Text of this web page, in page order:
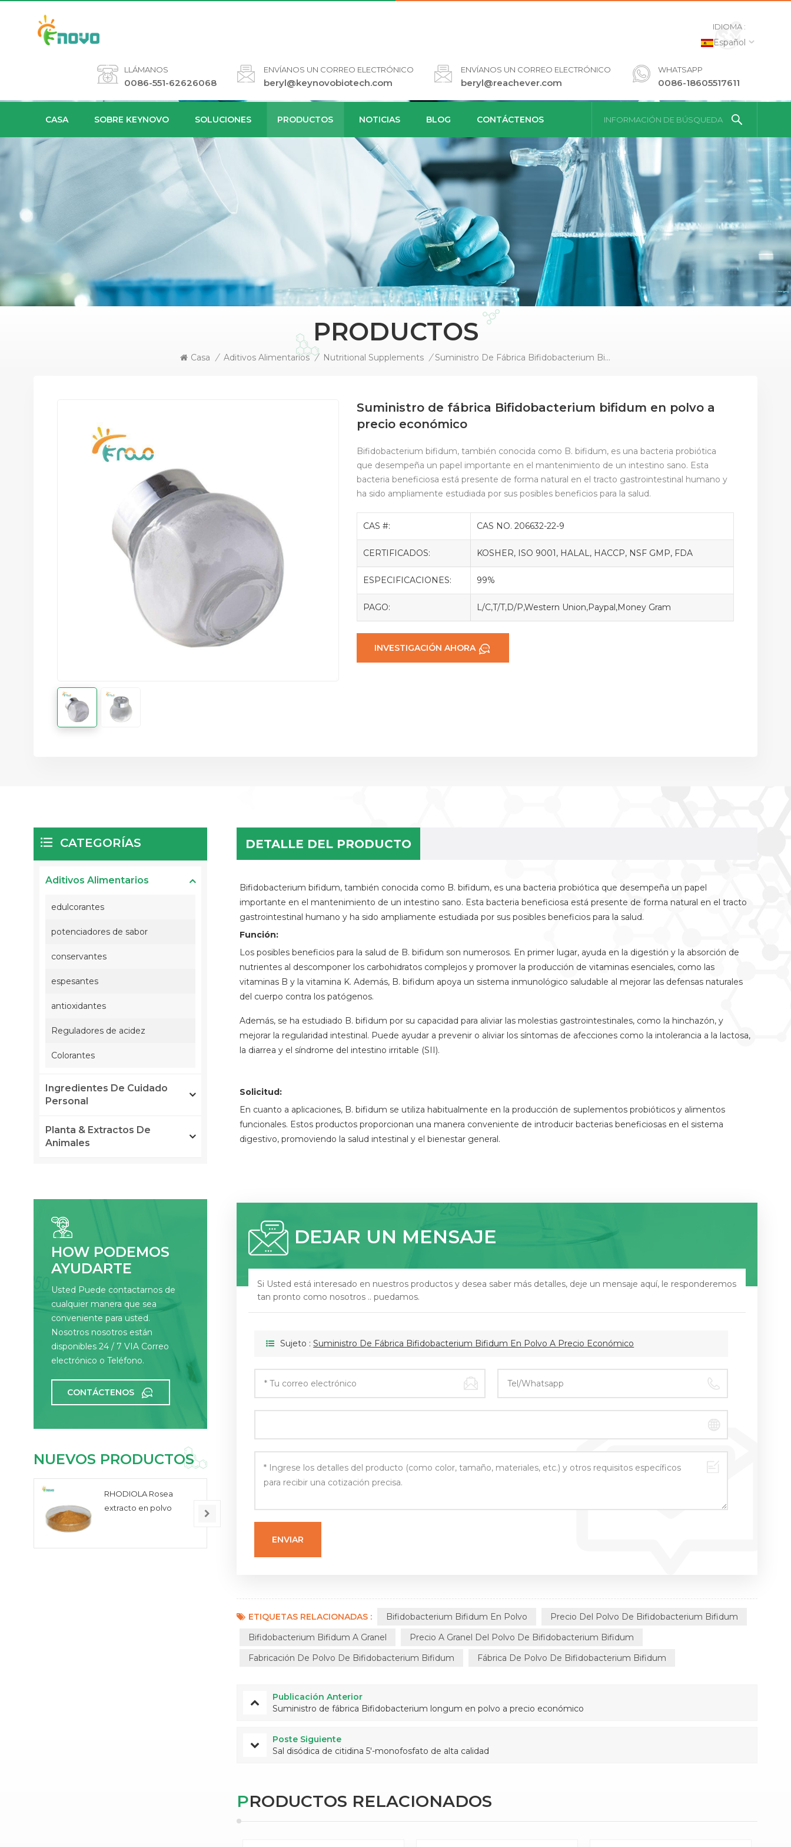
IDIOMA :
Español
LLÁMANOS
0086-551-62626068
ENVÍANOS UN CORREO ELECTRÓNICO
beryl@keynovobiotech.com
ENVÍANOS UN CORREO ELECTRÓNICO
beryl@reachever.com
WHATSAPP
0086-18605517611
CASA SOBRE KEYNOVO SOLUCIONES PRODUCTOS NOTICIAS BLOG CONTÁCTENOS INFORMACIÓN DE BÚSQUEDA
PRODUCTOS
Casa / Aditivos Alimentarios / Nutritional Supplements / Suministro De Fábrica Bifidobacterium Bifidum En Polvo A Precio Económico
Suministro de fábrica Bifidobacterium bifidum en polvo a
precio económico
Bifidobacterium bifidum, también conocida como B. bifidum, es una bacteria probiótica
que desempeña un papel importante en el mantenimiento de un intestino sano. Esta
bacteria beneficiosa está presente de forma natural en el tracto gastrointestinal humano y
ha sido ampliamente estudiada por sus posibles beneficios para la salud.
CAS #: CAS NO. 206632-22-9
CERTIFICADOS: KOSHER, ISO 9001, HALAL, HACCP, NSF GMP, FDA
ESPECIFICACIONES: 99%
PAGO: L/C,T/T,D/P,Western Union,Paypal,Money Gram
INVESTIGACIÓN AHORA
DETALLE DEL PRODUCTO
Bifidobacterium bifidum, también conocida como B. bifidum, es una bacteria probiótica que desempeña un papel
importante en el mantenimiento de un intestino sano. Esta bacteria beneficiosa está presente de forma natural en el tracto
gastrointestinal humano y ha sido ampliamente estudiada por sus posibles beneficios para la salud.
Función:
Los posibles beneficios para la salud de B. bifidum son numerosos. En primer lugar, ayuda en la digestión y la absorción de
nutrientes al descomponer los carbohidratos complejos y promover la producción de vitaminas esenciales, como las
vitaminas B y la vitamina K. Además, B. bifidum apoya un sistema inmunológico saludable al mejorar las defensas naturales
del cuerpo contra los patógenos.
Además, se ha estudiado B. bifidum por su capacidad para aliviar las molestias gastrointestinales, como la hinchazón, y
mejorar la regularidad intestinal. Puede ayudar a prevenir o aliviar los síntomas de afecciones como la intolerancia a la lactosa,
la diarrea y el síndrome del intestino irritable (SII).
Solicitud:
En cuanto a aplicaciones, B. bifidum se utiliza habitualmente en la producción de suplementos probióticos y alimentos
funcionales. Estos productos proporcionan una manera conveniente de introducir bacterias beneficiosas en el sistema
digestivo, promoviendo la salud intestinal y el bienestar general.
DEJAR UN MENSAJE
Si Usted está interesado en nuestros productos y desea saber más detalles, deje un mensaje aquí, le responderemos
tan pronto como nosotros .. puedamos.
Sujeto :Suministro De Fábrica Bifidobacterium Bifidum En Polvo A Precio Económico
ETIQUETAS RELACIONADAS : Bifidobacterium Bifidum En Polvo
Precio Del Polvo De Bifidobacterium Bifidum
Bifidobacterium Bifidum A Granel
Precio A Granel Del Polvo De Bifidobacterium Bifidum
Fabricación De Polvo De Bifidobacterium Bifidum
Fábrica De Polvo De Bifidobacterium Bifidum
Publicación Anterior
Suministro de fábrica Bifidobacterium longum en polvo a precio económico
Poste Siguiente
Sal disódica de citidina 5'-monofosfato de alta calidad
PRODUCTOS RELACIONADOS
CATEGORÍAS
Aditivos Alimentarios
edulcorantes
potenciadores de sabor
conservantes
espesantes
antioxidantes
Reguladores de acidez
Colorantes
Ingredientes De Cuidado
Personal
Planta & Extractos De
Animales
HOW PODEMOS
AYUDARTE
Usted Puede contactarnos de
cualquier manera que sea
conveniente para usted.
Nosotros nosotros están
disponibles 24 / 7 VIA Correo
electrónico o Teléfono.
CONTÁCTENOS
NUEVOS PRODUCTOS
RHODIOLA Rosea
extracto en polvo